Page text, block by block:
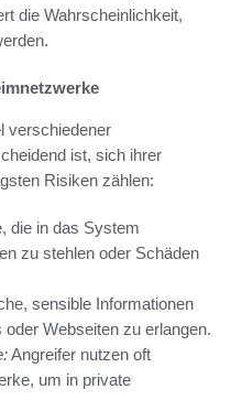
die Wahrscheinlichkeit,
verschiedener
ist, sich ihrer
Risiken zählen:
die in das System
zu stehlen oder Schäden
sensible Informationen
Webseiten zu erlangen.
Angreifer nutzen oft
um in private